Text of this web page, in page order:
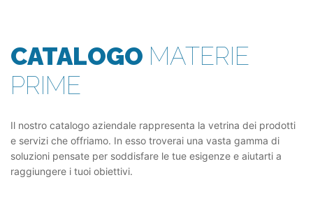
CATALOGO MATERIE
PRIME
Il nostro catalogo aziendale rappresenta la vetrina dei prodotti
e servizi che offriamo. In esso troverai una vasta gamma di
soluzioni pensate per soddisfare le tue esigenze e aiutarti a
raggiungere i tuoi obiettivi.